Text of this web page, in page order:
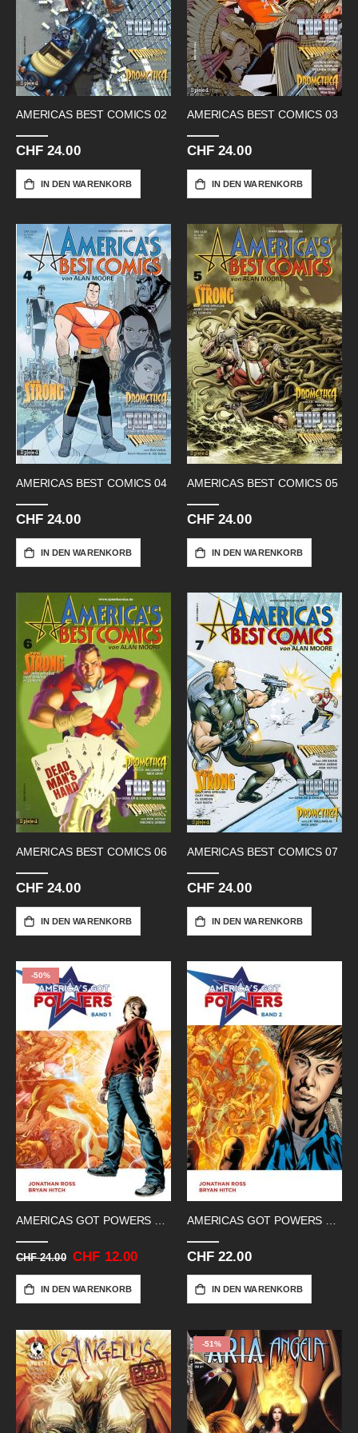
AMERICAS BEST COMICS 02
CHF 24.00
IN DEN WARENKORB
AMERICAS BEST COMICS 03
CHF 24.00
IN DEN WARENKORB
AMERICAS BEST COMICS 04
CHF 24.00
IN DEN WARENKORB
AMERICAS BEST COMICS 05
CHF 24.00
IN DEN WARENKORB
AMERICAS BEST COMICS 06
CHF 24.00
IN DEN WARENKORB
AMERICAS BEST COMICS 07
CHF 24.00
IN DEN WARENKORB
-50%
CHF 24.00 Sonderangebot
CHF 12.00
IN DEN WARENKORB
CHF 22.00
IN DEN WARENKORB
-51%